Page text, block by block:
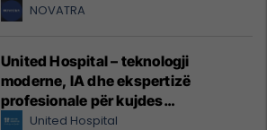
NOVATRA
United Hospital – teknologji
moderne, IA dhe ekspertizë
profesionale për kujdes
shëndetësor me standarde
United Hospital